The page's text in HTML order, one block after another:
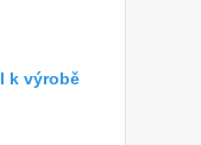
k výrobě